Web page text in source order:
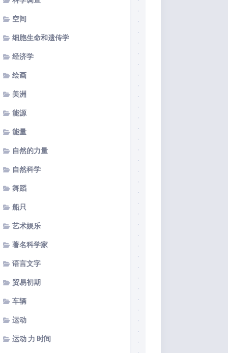
空间
细胞生命和遗传学
经济学
绘画
美洲
能源
能量
自然的力量
自然科学
舞蹈
船只
艺术娱乐
著名科学家
语言文字
贸易初期
车辆
运动
运动 力 时间